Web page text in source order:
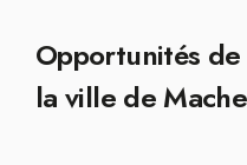
Opportunités
la ville de